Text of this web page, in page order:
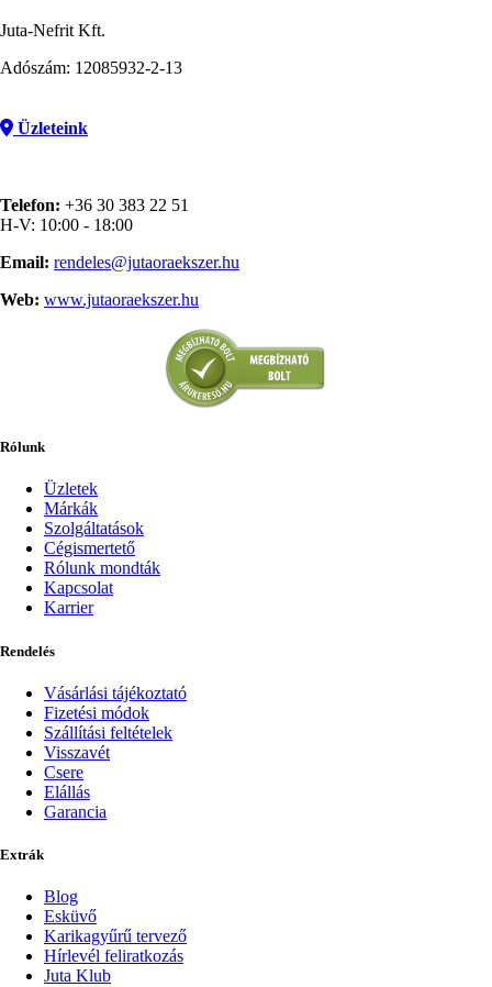
Juta-Nefrit Kft.
Adószám: 12085932-2-13
Üzleteink
Telefon: +36 30 383 22 51
H-V: 10:00 - 18:00
Email: rendeles@jutaoraekszer.hu
Web: www.jutaoraekszer.hu
Rólunk
Üzletek
Márkák
Szolgáltatások
Cégismertető
Rólunk mondták
Kapcsolat
Karrier
Rendelés
Vásárlási tájékoztató
Fizetési módok
Szállítási feltételek
Visszavét
Csere
Elállás
Garancia
Extrák
Blog
Esküvő
Karikagyűrű tervező
Hírlevél feliratkozás
Juta Klub